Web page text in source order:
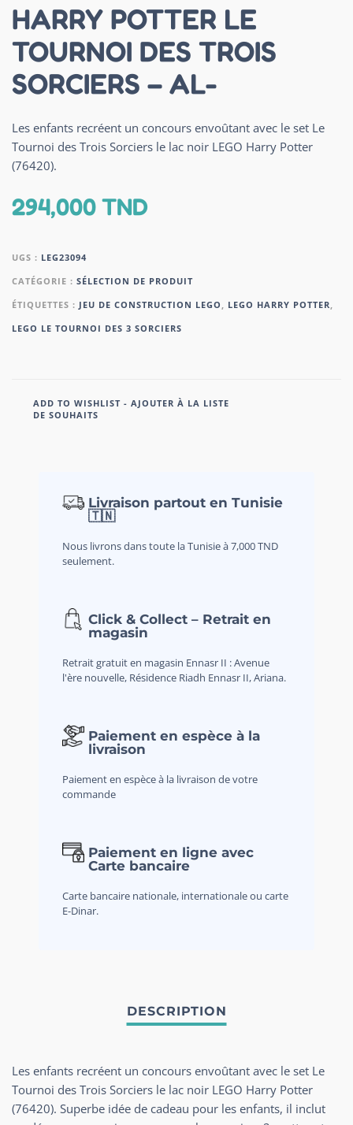
HARRY POTTER LE
TOURNOI DES TROIS
SORCIERS – AL-
Les enfants recréent un concours envoûtant avec le set Le
Tournoi des Trois Sorciers le lac noir LEGO Harry Potter
(76420).
294,000TND
UGS : LEG23094
CATÉGORIE : SÉLECTION DE PRODUIT
ÉTIQUETTES : JEU DE CONSTRUCTION LEGO LEGO HARRY POTTER
LEGO LE TOURNOI DES 3 SORCIERS
ADD TO WISHLIST - AJOUTER À LA LISTE
DE SOUHAITS
Livraison partout en Tunisie
🇹🇳
Nous livrons dans toute la Tunisie à 7,000 TND
seulement.
Click & Collect – Retrait en
magasin
Retrait gratuit en magasin Ennasr II : Avenue
l'ère nouvelle, Résidence Riadh Ennasr II, Ariana.
Paiement en espèce à la
livraison
Paiement en espèce à la livraison de votre
commande
Paiement en ligne avec
Carte bancaire
Carte bancaire nationale, internationale ou carte
E-Dinar.
Les enfants recréent un concours envoûtant avec le set Le
Tournoi des Trois Sorciers le lac noir LEGO Harry Potter
(76420). Superbe idée de cadeau pour les enfants, il inclut